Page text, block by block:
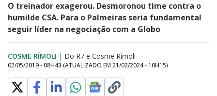
O treinador exagerou. Desmoronou time contra o
humilde CSA. Para o Palmeiras seria fundamental
seguir líder na negociação com a Globo
COSME RÍMOLI | Do R7 e Cosme Rímoli
02/05/2019 - 08H43 (ATUALIZADO EM 21/02/2024 - 10H15)